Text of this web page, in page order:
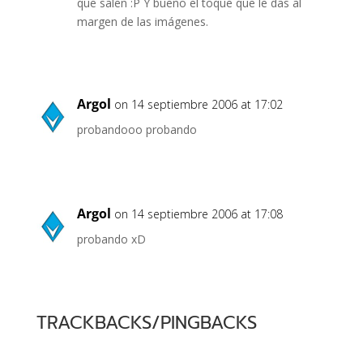
margen de las imágenes.
Argol on 14 septiembre 2006 at 17:02
probandooo probando
Argol on 14 septiembre 2006 at 17:08
probando xD
TRACKBACKS/PINGBACKS